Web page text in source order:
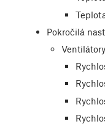
Pokročilá
Ventilátory